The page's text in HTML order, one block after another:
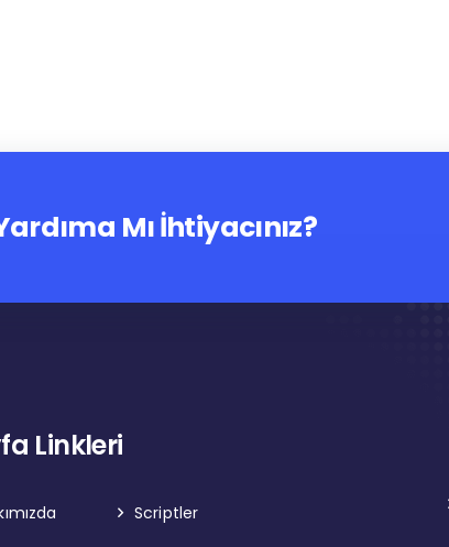
Mı İhtiyacınız?
Linkleri
Scriptler